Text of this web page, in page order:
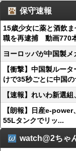
保守速報
15歳少女に薬と酒飲
職を再逮捕 動画770
ヨーロッパが中国製
【衝撃】中国製ルー
けで35秒ごとに中国の
【速報】れいわ新選
【朗報】日産e-
55Lタンクでリッ...
watch@2ちゃ